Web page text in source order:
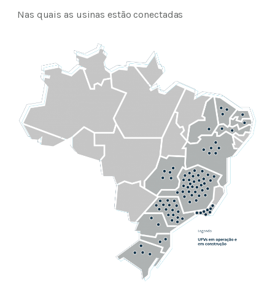
Nas quais as usinas estão conectadas